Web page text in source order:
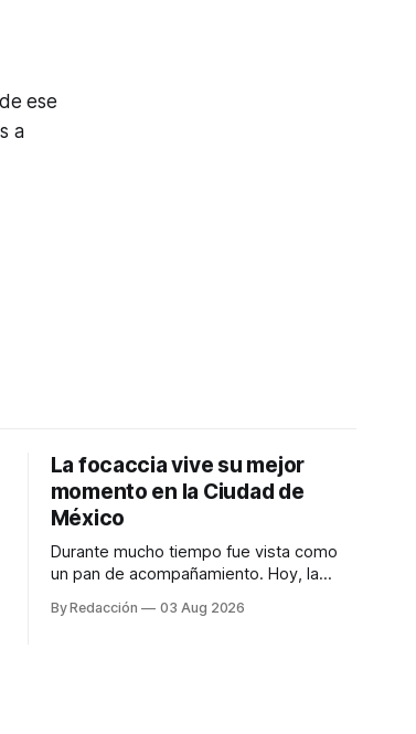
ese
a
La focaccia vive su mejor
momento en la Ciudad de
México
Durante mucho tiempo fue vista como
un pan de acompañamiento. Hoy, la
platillos favoritos de quienes buscan
By Redacción 03 Aug 2026